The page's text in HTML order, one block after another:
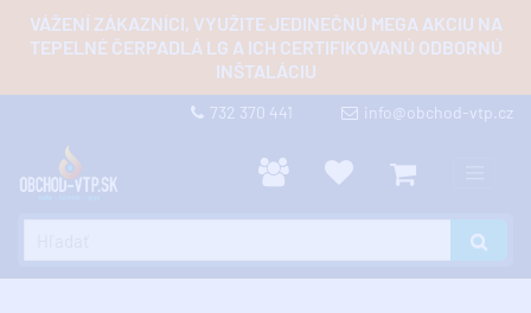
VÁŽENÍ ZÁKAZNÍCI, VYUŽITE JEDINEČNÚ MEGA AKCIU NA
TEPELNÉ ČERPADLÁ LG A ICH CERTIFIKOVANÚ ODBORNÚ
INŠTALÁCIU
732 370 441 info@obchod-vtp.cz